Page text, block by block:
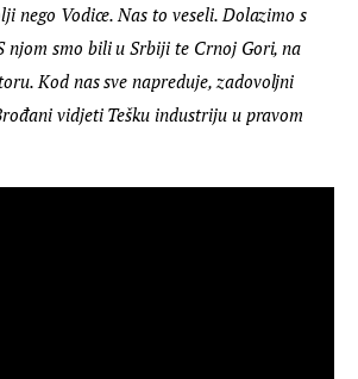
nego Vodice. Nas to veseli. Dolazimo s
njom smo bili u Srbiji te Crnoj Gori, na
Kod nas sve napreduje, zadovoljni
vidjeti Tešku industriju u pravom